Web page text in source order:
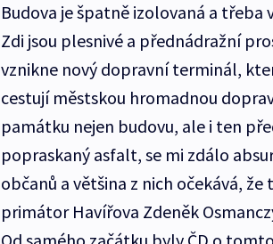
Budova je špatně izolovaná a
Zdi jsou plesnivé a přednádražní
vznikne nový dopravní terminál,
cestují městskou hromadnou
památku nejen budovu, ale i ten
popraskaný asfalt, se mi zdálo
občanů a většina z nich očekává,
primátor Havířova Zdeněk